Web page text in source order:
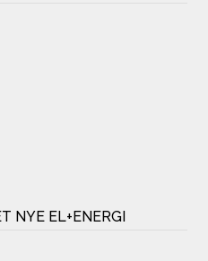
NYE EL+ENERGI